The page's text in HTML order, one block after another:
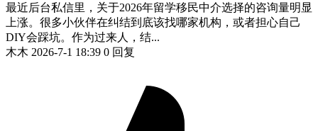
最近后台私信里，关于2026年留学移民中介选择的咨询量明显
上涨。很多小伙伴在纠结到底该找哪家机构，或者担心自己
DIY会踩坑。作为过来人，结...
木木 2026-7-1 18:39 0 回复